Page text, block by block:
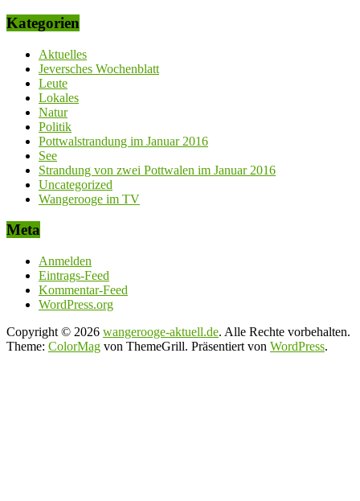
Kategorien
Aktuelles
Jeversches Wochenblatt
Leute
Lokales
Natur
Politik
Pottwalstrandung im Januar 2016
See
Strandung von zwei Pottwalen im Januar 2016
Uncategorized
Wangerooge im TV
Meta
Anmelden
Eintrags-Feed
Kommentar-Feed
WordPress.org
Copyright © 2026 wangerooge-aktuell.de. Alle Rechte vorbehalten.
Theme: ColorMag von ThemeGrill. Präsentiert von WordPress.